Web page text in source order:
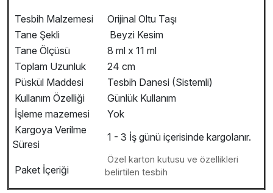
Tesbih Malzemesi
Orijinal Oltu Taşı
Tane Şekli
Beyzi Kesim
Tane Ölçüsü
8 ml x 11 ml
Toplam Uzunluk
24 cm
Püskül Maddesi
Tesbih Danesi (Sistemli)
Kullanım Özelliği
Günlük Kullanım
İşleme mazemesi
Yok
Kargoya Verilme
Süresi
1 - 3 İş günü içerisinde kargolanır.
Paket İçeriği
Özel karton kutusu ve özellikleri
belirtilen tesbih